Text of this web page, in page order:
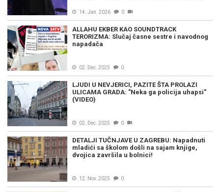
14. Jan. 2026 0
ALLAHU EKBER KAO SOUNDTRACK
TERORIZMA: Slučaj časne sestre i navodnog
napadača
02. Dec. 2025 0
LJUDI U NEVJERICI, PAZITE ŠTA PROLAZI
ULICAMA GRADA: "Neka ga policija uhapsi"
(VIDEO)
02. Dec. 2025 0
DETALJI TUČNJAVE U ZAGREBU: Napadnuti
mladići sa školom došli na sajam knjige,
dvojica završila u bolnici!
12. Nov. 2025 0